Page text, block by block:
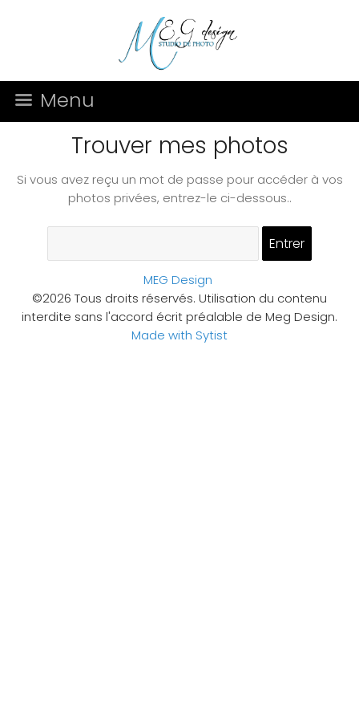
Menu
Trouver mes photos
Si vous avez reçu un mot de passe pour accéder à vos
photos privées, entrez-le ci-dessous..
MEG Design
©2026 Tous droits réservés. Utilisation du contenu
interdite sans l'accord écrit préalable de Meg Design.
Made with Sytist